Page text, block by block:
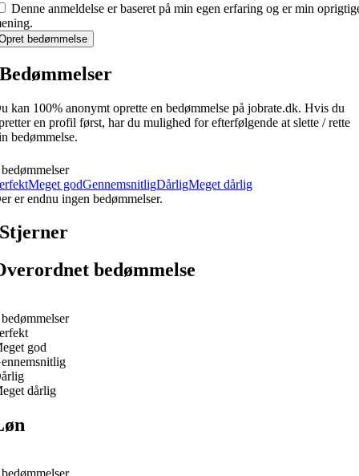
Denne anmeldelse er baseret på min egen erfaring og er min
bedømmelse
Bedømmelser
kan 100% anonymt oprette en bedømmelse på jobrate.dk. Hvis du
en profil først, har du mulighed for efterfølgende at slette / rette
bedømmelse.
Meget godGennemsnitligDårligMeget dårlig
er endnu ingen bedømmelser.
Stjerner
bedømmelse
god
dårlig